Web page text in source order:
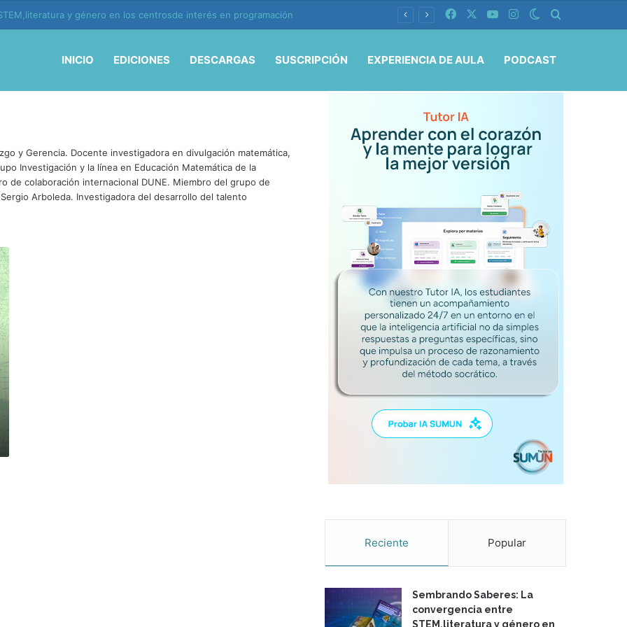
y género en los centrosde interés en programación Facebook YouTubeInstagramSwitch skin
INICIO EDICIONES DESCARGAS SUSCRIPCIÓN EXPERIENCIA DE AULA PODCAST
y Gerencia. Docente investigadora en divulgación matemática,
Investigación y la línea en Educación Matemática de la
de colaboración internacional DUNE. Miembro del grupo de
Arboleda. Investigadora del desarrollo del talento
Reciente Popular
Sembrando Saberes: La
convergencia entre
STEM,literatura y género en